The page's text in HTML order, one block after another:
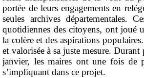
portée de leurs engagements en
seules archives départementales.
quotidiennes des citoyens, ont joué
la colère et des aspirations
et valorisée à sa juste mesure.
janvier, les maires ont une fois de
s’impliquant dans ce projet.